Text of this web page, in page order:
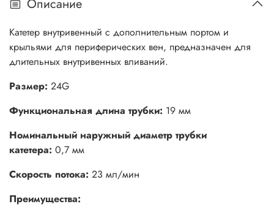
Описание
Катетер внутривенный с дополнительным портом и
крыльями для периферических вен, предназначен для
длительных внутривенных вливаний.
Размер: 24G
Функциональная длина трубки: 19 мм
Номинальный наружный диаметр трубки
катетера: 0,7 мм
Скорость потока: 23 мл/мин
Преимущества: